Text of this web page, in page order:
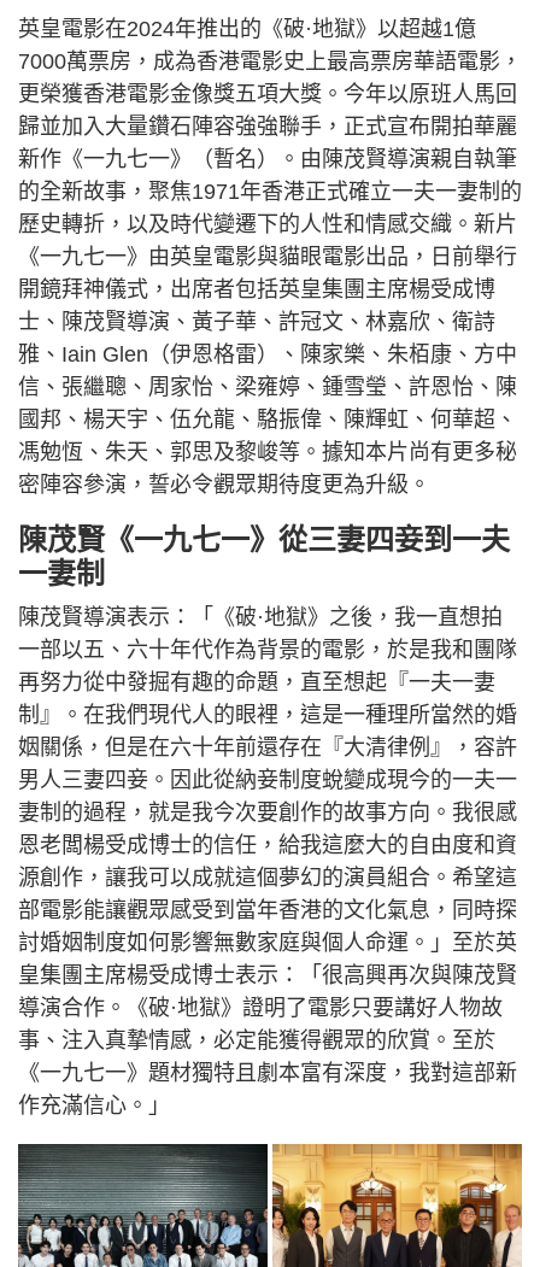
英皇電影在2024年推出的《破·地獄》以超越1億
7000萬票房，成為香港電影史上最高票房華語電影，
更榮獲香港電影金像獎五項大獎。今年以原班人馬回
歸並加入大量鑽石陣容強強聯手，正式宣布開拍華麗
新作《一九七一》（暫名）。由陳茂賢導演親自執筆
的全新故事，聚焦1971年香港正式確立一夫一妻制的
歷史轉折，以及時代變遷下的人性和情感交織。新片
《一九七一》由英皇電影與貓眼電影出品，日前舉行
開鏡拜神儀式，出席者包括英皇集團主席楊受成博
士、陳茂賢導演、黃子華、許冠文、林嘉欣、衛詩
雅、Iain Glen（伊恩格雷）、陳家樂、朱栢康、方中
信、張繼聰、周家怡、梁雍婷、鍾雪瑩、許恩怡、陳
國邦、楊天宇、伍允龍、駱振偉、陳輝虹、何華超、
馮勉恆、朱天、郭思及黎峻等。據知本片尚有更多秘
密陣容參演，誓必令觀眾期待度更為升級。
陳茂賢《一九七一》從三妻四妾到一夫
一妻制
陳茂賢導演表示：「《破·地獄》之後，我一直想拍
一部以五、六十年代作為背景的電影，於是我和團隊
再努力從中發掘有趣的命題，直至想起『一夫一妻
制』。在我們現代人的眼裡，這是一種理所當然的婚
姻關係，但是在六十年前還存在『大清律例』，容許
男人三妻四妾。因此從納妾制度蛻變成現今的一夫一
妻制的過程，就是我今次要創作的故事方向。我很感
恩老闆楊受成博士的信任，給我這麼大的自由度和資
源創作，讓我可以成就這個夢幻的演員組合。希望這
部電影能讓觀眾感受到當年香港的文化氣息，同時探
討婚姻制度如何影響無數家庭與個人命運。」至於英
皇集團主席楊受成博士表示：「很高興再次與陳茂賢
導演合作。《破·地獄》證明了電影只要講好人物故
事、注入真摯情感，必定能獲得觀眾的欣賞。至於
《一九七一》題材獨特且劇本富有深度，我對這部新
作充滿信心。」